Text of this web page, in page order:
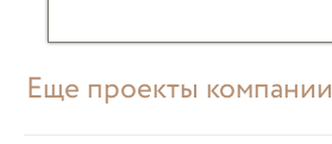
Еще проекты компании